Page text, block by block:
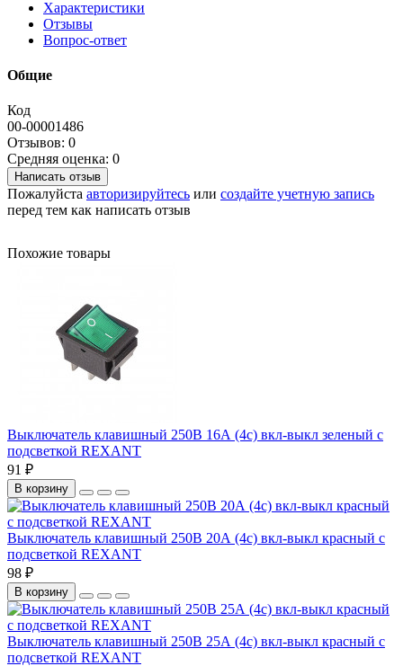
Характеристики
Отзывы
Вопрос-ответ
Общие
Код
00-00001486
Отзывов: 0
Средняя оценка: 0
Написать отзыв
Пожалуйста авторизируйтесь или создайте учетную запись
перед тем как написать отзыв
Похожие товары
Выключатель клавишный 250В 16А (4с) вкл-выкл зеленый с
подсветкой REXANT
91 ₽
В корзину
Выключатель клавишный 250В 20А (4с) вкл-выкл красный с
подсветкой REXANT
98 ₽
В корзину
Выключатель клавишный 250В 25А (4с) вкл-выкл красный с
подсветкой REXANT